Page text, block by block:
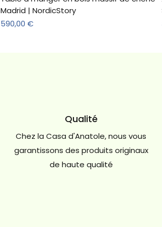
Madrid | NordicStory
Prix
590,00 €
Qualité
Chez la Casa d'Anatole, nous vous
garantissons des produits originaux
de haute qualité